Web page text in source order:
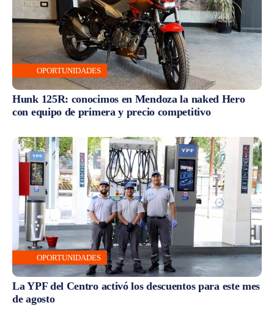
OPORTUNIDADES
Hunk 125R: conocimos en Mendoza la naked Hero
con equipo de primera y precio competitivo
OPORTUNIDADES
La YPF del Centro activó los descuentos para este mes
de agosto